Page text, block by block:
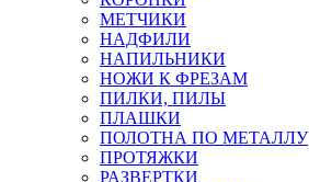
МЕТЧИКИ
НАДФИЛИ
НАПИЛЬНИКИ
НОЖИ К ФРЕЗАМ
ПИЛКИ, ПИЛЫ
ПЛАШКИ
ПОЛОТНА ПО МЕТАЛЛУ
ПРОТЯЖКИ
РАЗВЕРТКИ